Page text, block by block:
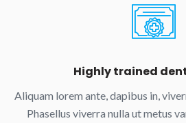
Highly trained
Aliquam lorem ante, dapibus in,
Phasellus viverra nulla ut metus